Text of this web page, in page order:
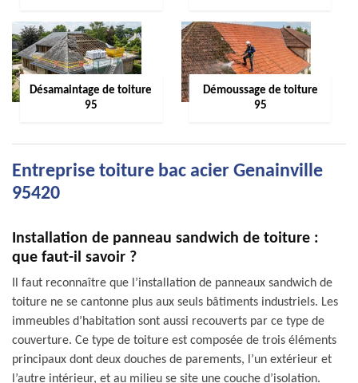
Désamaintage de toiture
95
Démoussage de toiture
95
Entreprise toiture bac acier Genainville
95420
Installation de panneau sandwich de toiture :
que faut-il savoir ?
Il faut reconnaître que l’installation de panneaux sandwich de
toiture ne se cantonne plus aux seuls bâtiments industriels. Les
immeubles d’habitation sont aussi recouverts par ce type de
couverture. Ce type de toiture est composée de trois éléments
principaux dont deux douches de parements, l’un extérieur et
l’autre intérieur, et au milieu se site une couche d’isolation.